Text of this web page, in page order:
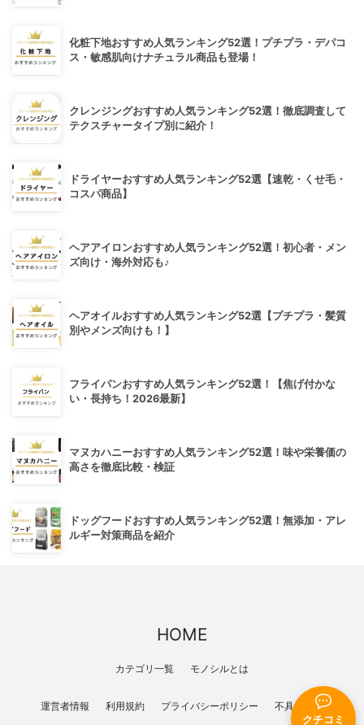
クチコミ
化粧下地おすすめ人気ランキング52選！プチプラ・デパコ
ス・敏感肌向けナチュラル商品も登場！
クレンジングおすすめ人気ランキング52選！徹底調査して
テクスチャータイプ別に紹介！
ドライヤーおすすめ人気ランキング52選【速乾・くせ毛・
コスパ商品】
ヘアアイロンおすすめ人気ランキング52選！初心者・メン
ズ向け・海外対応も♪
ヘアオイルおすすめ人気ランキング52選【プチプラ・髪質
別やメンズ向けも！】
フライパンおすすめ人気ランキング52選！【焦げ付かな
い・長持ち！2026最新】
マヌカハニーおすすめ人気ランキング52選！味や栄養価の
高さを徹底比較・検証
ドッグフードおすすめ人気ランキング52選！無添加・アレ
ルギー対策商品を紹介
HOME
カテゴリ一覧 モノシルとは
運営者情報 利用規約 プライバシーポリシー 不具合報告